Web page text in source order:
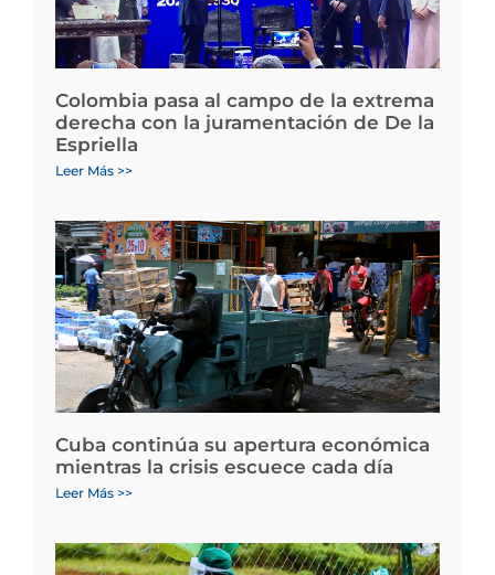
Colombia pasa al campo de la extrema
derecha con la juramentación de De la
Espriella
Leer Más >>
Cuba continúa su apertura económica
mientras la crisis escuece cada día
Leer Más >>